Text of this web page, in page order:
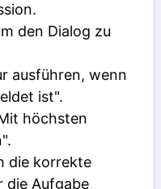
den Dialog zu
ausführen, wenn
ist".
höchsten
die korrekte
die Aufgabe